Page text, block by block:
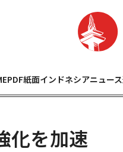
PDF紙面インドネシアニュース
化を加速